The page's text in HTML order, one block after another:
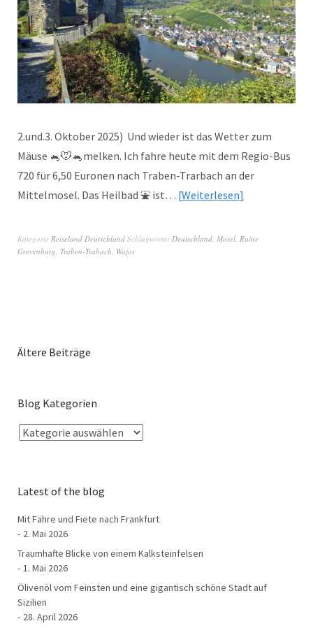
2.und.3. Oktober 2025) Und wieder ist das Wetter zum
Mäuse 🐁🐭🐁melken. Ich fahre heute mit dem Regio-Bus
720 für 6,50 Euronen nach Traben-Trarbach an der
Mittelmosel. Das Heilbad ⛲ ist… Weiterlesen
Kategorie Reiseland Deutschland SchlagwörterDeutschland, Mosel, Ruine
Grevenburg, Traben-Trabach, Wajos
Ältere Beiträge
Blog Kategorien
Latest of the blog
Mit Fähre und Fiete nach Frankfurt
2. Mai 2026
Traumhafte Blicke von einem Kalksteinfelsen
1. Mai 2026
Ölivenöl vom Feinsten und eine gigantisch schöne Stadt auf
Sizilien
28. April 2026